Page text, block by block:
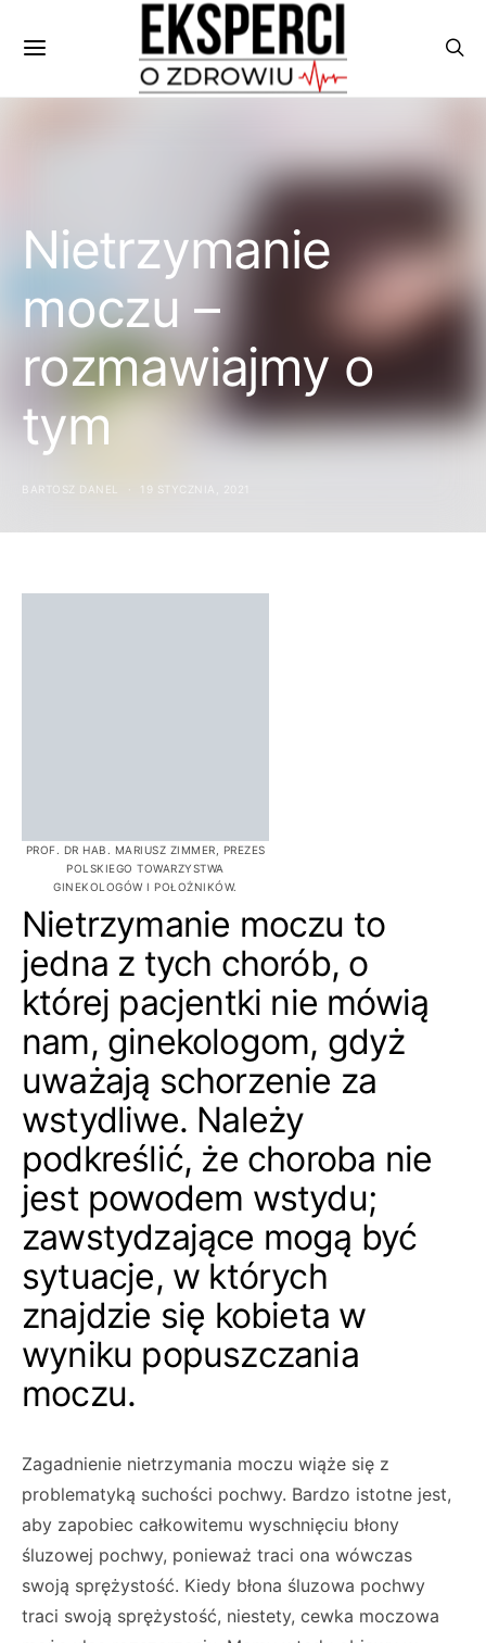
Nietrzymanie
moczu –
rozmawiajmy o
tym
BARTOSZ DANEL 19 STYCZNIA, 2021
PROF. DR HAB. MARIUSZ ZIMMER, PREZES
POLSKIEGO TOWARZYSTWA
GINEKOLOGÓW I POŁOŻNIKÓW.
Nietrzymanie moczu to
jedna z tych chorób, o
której pacjentki nie mówią
nam, ginekologom, gdyż
uważają schorzenie za
wstydliwe. Należy
podkreślić, że choroba nie
jest powodem wstydu;
zawstydzające mogą być
sytuacje, w których
znajdzie się kobieta w
wyniku popuszczania
moczu.
Zagadnienie nietrzymania moczu wiąże się z
problematyką suchości pochwy. Bardzo istotne jest,
aby zapobiec całkowitemu wyschnięciu błony
śluzowej pochwy, ponieważ traci ona wówczas
swoją sprężystość. Kiedy błona śluzowa pochwy
traci swoją sprężystość, niestety, cewka moczowa